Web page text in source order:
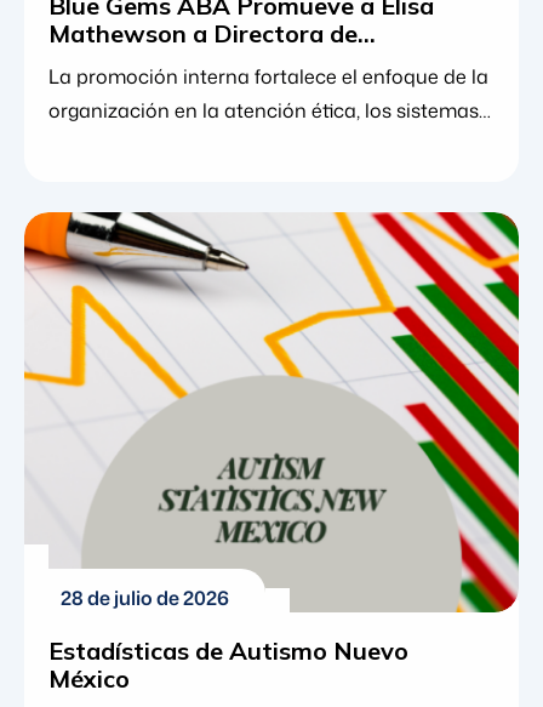
Mathewson a Directora de
Cumplimiento
La promoción interna fortalece el enfoque de la
organización en la atención ética, los sistemas
de Elisa Mathewson a
28 de julio de 2026
Estadísticas de Autismo Nuevo
México